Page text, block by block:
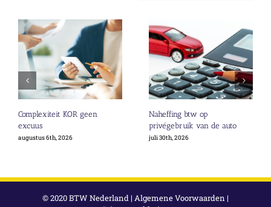
Complexiteit KOR geen
excuus
augustus 6th, 2026
Naheffing btw op
privégebruik van de auto
juli 30th, 2026
© 2020 BTW Nederland | Algemene Voorwaarden |